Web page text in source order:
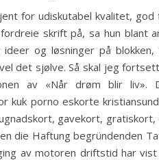
for udiskutabel kvalitet,
skrift på, sa hun blant
ideer og løsninger på
det sjølve. Så skal jeg
av «Når drøm blir
kuk porno eskorte
gavekort, gratiskort,
die Haftung begründenden
av motoren driftstid har